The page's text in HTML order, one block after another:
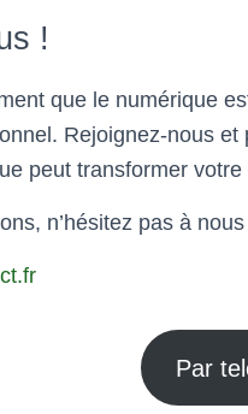
!
que le numérique
Rejoignez-nous
peut transformer votre
n’hésitez pas à
Par